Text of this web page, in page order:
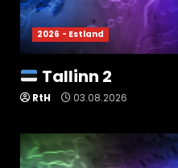
2026 - Estland
Tallinn 2
RtH 03.08.2026